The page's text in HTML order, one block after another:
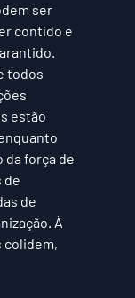
ser
contido e
todos
estão
força de
de
de
À
colidem,